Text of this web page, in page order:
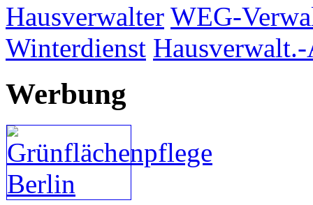
Hausverwalter WEG-
Winterdienst
Werbung